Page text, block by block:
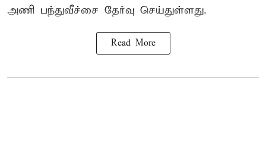
அணி பந்துவீச்சை தேர்வு செய்துள்ளது.
Read More